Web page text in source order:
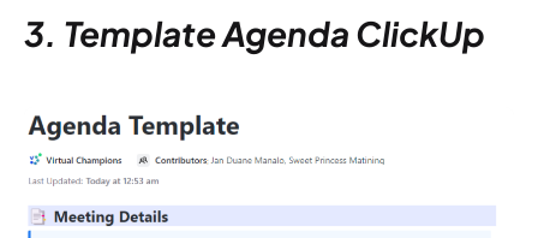
3. Template Agenda ClickUp